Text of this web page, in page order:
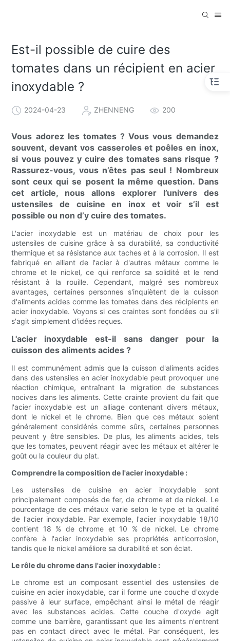
Est-il possible de cuire des
tomates dans un récipient en acier
inoxydable ?
2024-04-23 ZHENNENG 200
Vous adorez les tomates ? Vous vous demandez
souvent, devant vos casseroles et poêles en inox,
si vous pouvez y cuire des tomates sans risque ?
Rassurez-vous, vous n’êtes pas seul ! Nombreux
sont ceux qui se posent la même question. Dans
cet article, nous allons explorer l’univers des
ustensiles de cuisine en inox et voir s’il est
possible ou non d’y cuire des tomates.
L'acier inoxydable est un matériau de choix pour les
ustensiles de cuisine grâce à sa durabilité, sa conductivité
thermique et sa résistance aux taches et à la corrosion. Il est
fabriqué en alliant de l'acier à d'autres métaux comme le
chrome et le nickel, ce qui renforce sa solidité et le rend
résistant à la rouille. Cependant, malgré ses nombreux
avantages, certaines personnes s'inquiètent de la cuisson
d'aliments acides comme les tomates dans des récipients en
acier inoxydable. Voyons si ces craintes sont fondées ou s'il
s'agit simplement d'idées reçues.
L'acier inoxydable est-il sans danger pour la
cuisson des aliments acides ?
Il est communément admis que la cuisson d'aliments acides
dans des ustensiles en acier inoxydable peut provoquer une
réaction chimique, entraînant la migration de substances
nocives dans les aliments. Cette crainte provient du fait que
l'acier inoxydable est un alliage contenant divers métaux,
dont le nickel et le chrome. Bien que ces métaux soient
généralement considérés comme sûrs, certaines personnes
peuvent y être sensibles. De plus, les aliments acides, tels
que les tomates, peuvent réagir avec les métaux et altérer le
goût ou la couleur du plat.
Comprendre la composition de l'acier inoxydable :
Les ustensiles de cuisine en acier inoxydable sont
principalement composés de fer, de chrome et de nickel. Le
pourcentage de ces métaux varie selon le type et la qualité
de l'acier inoxydable. Par exemple, l'acier inoxydable 18/10
contient 18 % de chrome et 10 % de nickel. Le chrome
confère à l'acier inoxydable ses propriétés anticorrosion,
tandis que le nickel améliore sa durabilité et son éclat.
Le rôle du chrome dans l'acier inoxydable :
Le chrome est un composant essentiel des ustensiles de
cuisine en acier inoxydable, car il forme une couche d'oxyde
passive à leur surface, empêchant ainsi le métal de réagir
avec les substances acides. Cette couche d'oxyde agit
comme une barrière, garantissant que les aliments n'entrent
pas en contact direct avec le métal. Par conséquent, les